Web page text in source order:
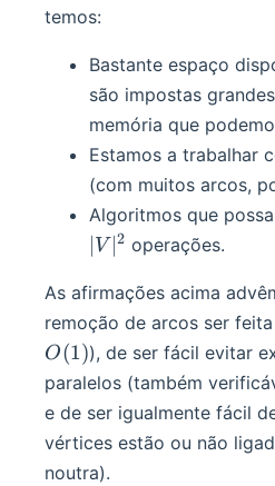
temos:
Bastante espaço
são impostas
memória que
Estamos a trabalhar
(com muitos arcos,
Algoritmos que
V ∣2 operações.
As afirmações acima
remoção de arcos ser
O(1)), de ser fácil evitar
paralelos (também
e de ser igualmente fácil
vértices estão ou não
noutra).